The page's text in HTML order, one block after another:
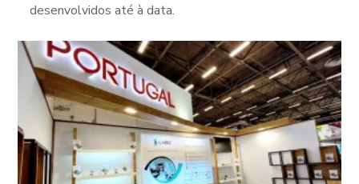
desenvolvidos até à data.